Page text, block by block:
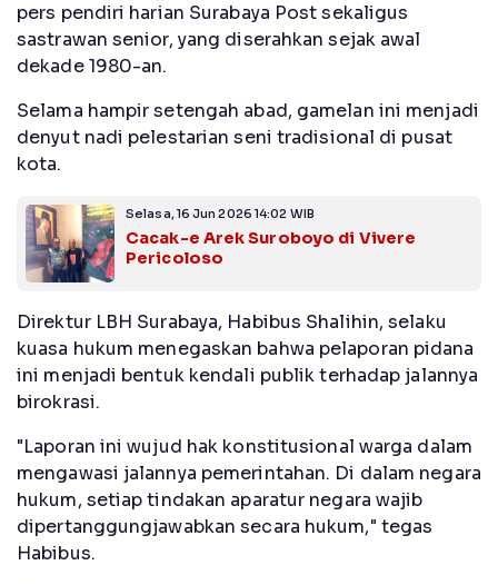
pers pendiri harian Surabaya Post sekaligus
sastrawan senior, yang diserahkan sejak awal
dekade 1980-an.
Selama hampir setengah abad, gamelan ini menjadi
denyut nadi pelestarian seni tradisional di pusat
kota.
Selasa, 16 Jun 2026 14:02 WIB
Cacak-e Arek Suroboyo di Vivere
Pericoloso
Direktur LBH Surabaya, Habibus Shalihin, selaku
kuasa hukum menegaskan bahwa pelaporan pidana
ini menjadi bentuk kendali publik terhadap jalannya
birokrasi.
"Laporan ini wujud hak konstitusional warga dalam
mengawasi jalannya pemerintahan. Di dalam negara
hukum, setiap tindakan aparatur negara wajib
dipertanggungjawabkan secara hukum," tegas
Habibus.